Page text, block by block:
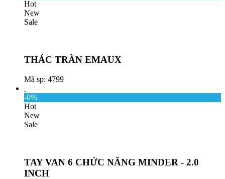
Hot
New
Sale
THÁC TRÀN EMAUX
Mã sp: 4799
-0%
Hot
New
Sale
TAY VAN 6 CHỨC NĂNG MINDER - 2.0
INCH